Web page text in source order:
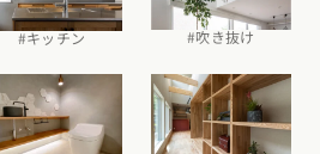
#キッチン #吹き抜け